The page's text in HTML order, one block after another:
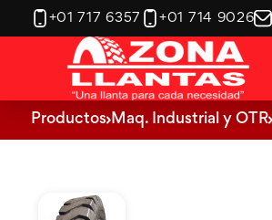
+01 717 6357 +01 714 9026
Maq. Industrial y OTR
Productos Maq. Industrial y OTR